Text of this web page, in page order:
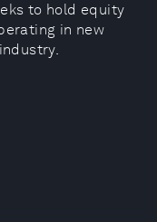
to hold equity
in new